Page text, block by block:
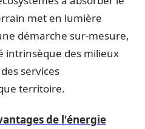
met en lumière
démarche sur-mesure,
intrinsèque des milieux
services
territoire.
de l'énergie